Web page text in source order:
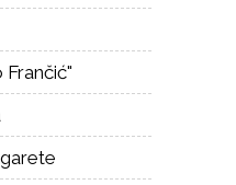
Frančić"